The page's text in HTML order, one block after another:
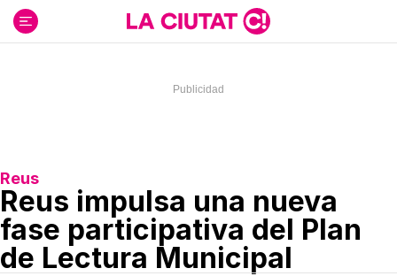
contenido
Reus
Reus impulsa una nueva
fase participativa del Plan
de Lectura Municipal